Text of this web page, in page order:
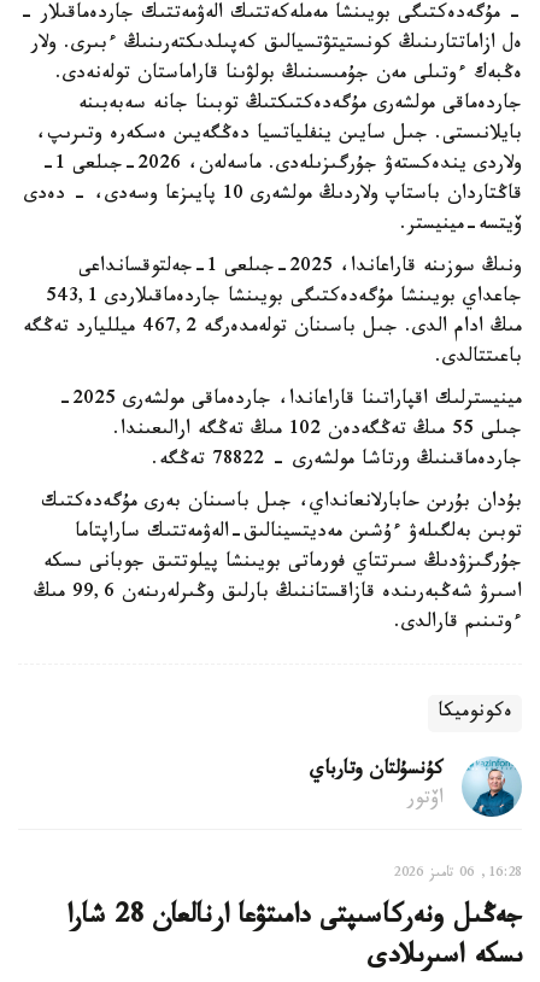
- مۇگەدەكتىگى بويىنشا مەملەكەتتىك الەۋمەتتىك جاردەماقىلار -
ەل ازاماتتارىنىڭ كونستيتۋتسيالىق كەپىلدىكتەرىنىڭ ءبىرى. ولار
ەڭبەك ءوتىلى مەن جۇمىسىنىڭ بولۋىنا قاراماستان تولەنەدى.
جاردەماقى مولشەرى مۇگەدەكتىكتىڭ توبىنا جانە سەبەبىنە
بايلانىستى. جىل سايىن ينفلياتسيا دەڭگەيىن ەسكەرە وتىرىپ،
ولاردى يندەكستەۋ جۇرگىزىلەدى. ماسەلەن، 2026-جىلعى 1-
قاڭتاردان باستاپ ولاردىڭ مولشەرى 10 پايىزعا وسەدى، - دەدى
ۆيتسە-مينيستر.
ونىڭ سوزىنە قاراعاندا، 2025-جىلعى 1-جەلتوقسانداعى
جاعداي بويىنشا مۇگەدەكتىگى بويىنشا جاردەماقىلاردى 543,1
مىڭ ادام الدى. جىل باسىنان تولەمدەرگە 467,2 ميلليارد تەڭگە
باعىتتالدى.
مينيسترلىك اقپاراتىنا قاراعاندا، جاردەماقى مولشەرى 2025-
جىلى 55 مىڭ تەڭگەدەن 102 مىڭ تەڭگە ارالىعىندا.
جاردەماقىنىڭ ورتاشا مولشەرى - 78822 تەڭگە.
بۇدان بۇرىن حابارلانعانداي، جىل باسىنان بەرى مۇگەدەكتىك
توبىن بەلگىلەۋ ءۇشىن مەديتسينالىق-الەۋمەتتىك ساراپتاما
جۇرگىزۋدىڭ سىرتتاي فورماتى بويىنشا پيلوتتىق جوبانى ىسكە
اسىرۋ شەڭبەرىندە قازاقستاننىڭ بارلىق وڭىرلەرىنەن 99,6 مىڭ
ءوتىنىم قارالدى.
ەكونوميكا
كۇنسۇلتان وتارباي
اۆتور
16:28, 06 تامىز 2026
جەڭىل ونەركاسىپتى دامىتۋعا ارنالعان 28 شارا
ىسكە اسىرىلادى